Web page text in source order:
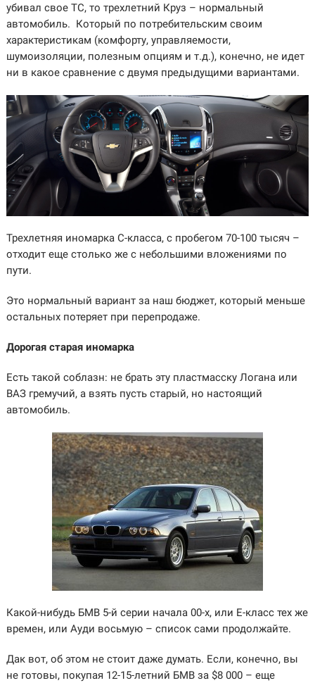
убивал свое ТС, то трехлетний Круз – нормальный
автомобиль. Который по потребительским своим
характеристикам (комфорту, управляемости,
шумоизоляции, полезным опциям и т.д.), конечно, не идет
ни в какое сравнение с двумя предыдущими вариантами.
Трехлетняя иномарка C-класса, с пробегом 70-100 тысяч –
отходит еще столько же с небольшими вложениями по
пути.
Это нормальный вариант за наш бюджет, который меньше
остальных потеряет при перепродаже.
Дорогая старая иномарка
Есть такой соблазн: не брать эту пластмасску Логана или
ВАЗ гремучий, а взять пусть старый, но настоящий
автомобиль.
Какой-нибудь БМВ 5-й серии начала 00-х, или Е-класс тех же
времен, или Ауди восьмую – список сами продолжайте.
Дак вот, об этом не стоит даже думать. Если, конечно, вы
не готовы, покупая 12-15-летний БМВ за $8 000 – еще